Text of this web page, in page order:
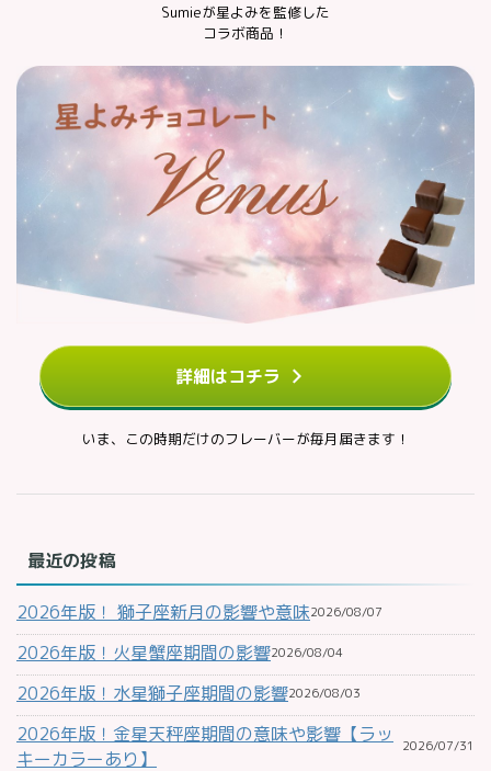
Sumieが星よみを監修した
コラボ商品！
詳細はコチラ
いま、この時期だけのフレーバーが毎月届きます！
最近の投稿
2026年版！ 獅子座新月の影響や意味2026/08/07
2026年版！火星蟹座期間の影響2026/08/04
2026年版！水星獅子座期間の影響2026/08/03
2026年版！金星天秤座期間の意味や影響【ラッ
キーカラーあり】
2026/07/31